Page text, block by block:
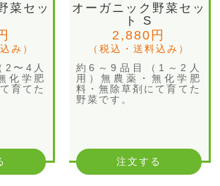
菜セッ
み）
2〜4人
化学肥
育てた
オーガニック野菜セッ
ト S
2,880円
（税込・送料込み）
約6～9品目（1～2人
用）無農薬・無化学肥
料・無除草剤にて育てた
野菜です。
注文する